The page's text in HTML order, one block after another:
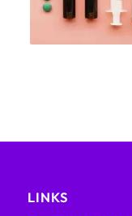
LINKS